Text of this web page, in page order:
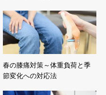
春の膝痛対策～体重負荷と季
節変化への対応法